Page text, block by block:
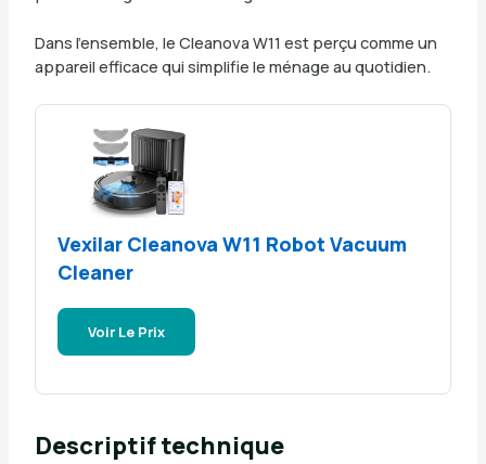
Dans l’ensemble, le Cleanova W11 est perçu comme un
appareil efficace qui simplifie le ménage au quotidien.
Vexilar Cleanova W11 Robot Vacuum
Cleaner
Voir Le Prix
Descriptif technique